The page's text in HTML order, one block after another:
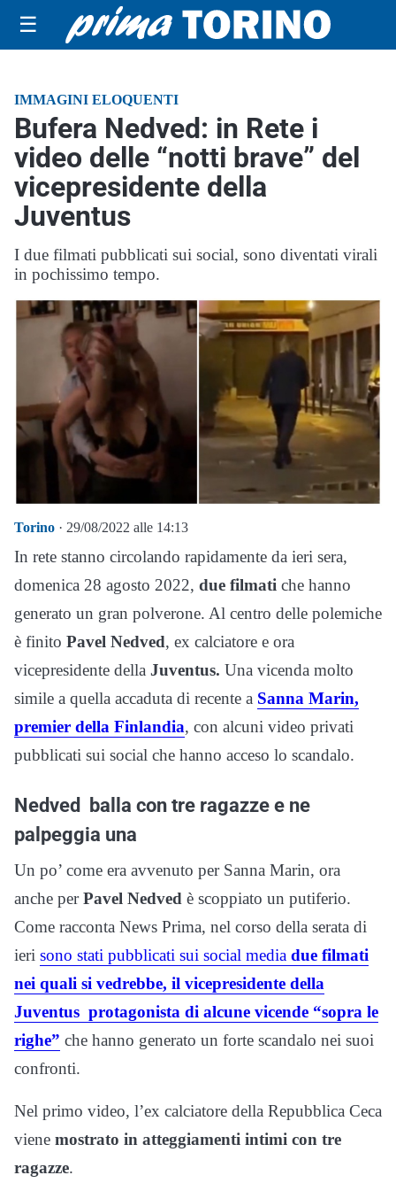
☰
IMMAGINI ELOQUENTI
Bufera Nedved: in Rete i
video delle “notti brave” del
vicepresidente della
Juventus
I due filmati pubblicati sui social, sono diventati virali
in pochissimo tempo.
Torino · 29/08/2022 alle 14:13
In rete stanno circolando rapidamente da ieri sera,
domenica 28 agosto 2022, due filmati che hanno
generato un gran polverone. Al centro delle polemiche
è finito Pavel Nedved, ex calciatore e ora
vicepresidente della Juventus. Una vicenda molto
simile a quella accaduta di recente a Sanna Marin,
premier della Finlandia, con alcuni video privati
pubblicati sui social che hanno acceso lo scandalo.
Nedved balla con tre ragazze e ne
palpeggia una
Un po’ come era avvenuto per Sanna Marin, ora
anche perPavel Nedved è scoppiato un putiferio.
Come racconta News Prima, nel corso della serata di
ieri sono stati pubblicati sui social media due filmati
nei quali si vedrebbe, il vicepresidente della
Juventus protagonista di alcune vicende “sopra le
righe” che hanno generato un forte scandalo nei suoi
confronti.
Nel primo video, l’ex calciatore della Repubblica Ceca
viene mostrato in atteggiamenti intimi con tre
ragazze.